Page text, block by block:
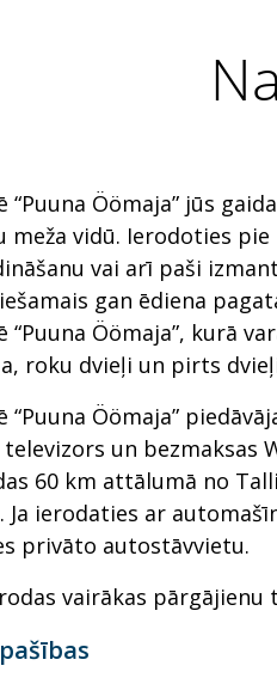
“Puuna Öömaja” jūs
meža vidū. Ierodoties
vai arī paši
gan ēdiena
“Puuna Öömaja”, kurā
roku dvieļi un pirts
“Puuna Öömaja”
un bezmaksas
60 km attālumā no
Ja ierodaties ar
privāto autostāvvietu.
vairākas pārgājienu